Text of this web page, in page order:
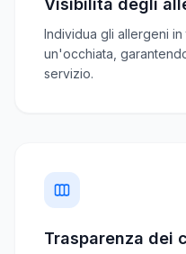
Visibilità degli
Individua gli allergeni
un'occhiata,
servizio.
Trasparenza dei